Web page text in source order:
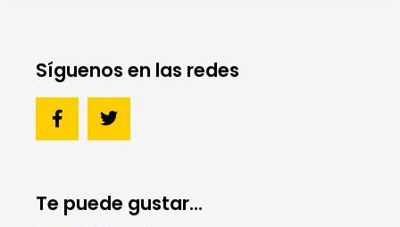
Síguenos en las redes
Te puede gustar...